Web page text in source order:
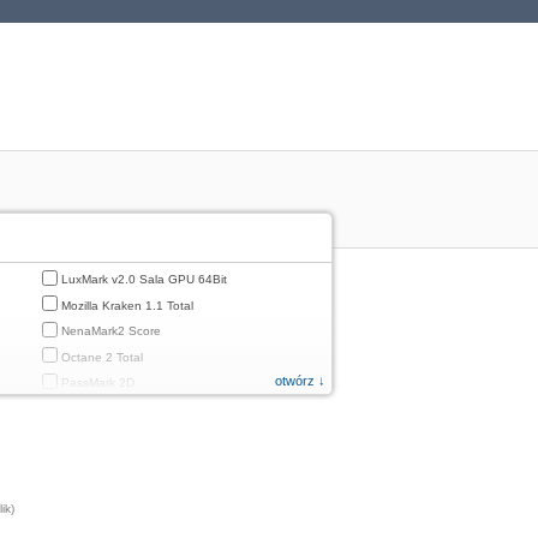
LuxMark v2.0 Sala GPU 64Bit
Mozilla Kraken 1.1 Total
NenaMark2 Score
Octane 2 Total
PassMark 2D
otwórz ↓